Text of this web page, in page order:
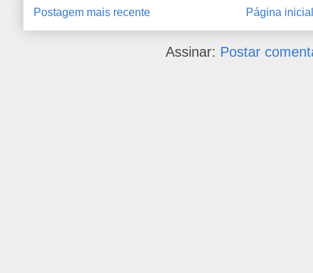
Postagem mais recente Página inicial
Assinar: Postar